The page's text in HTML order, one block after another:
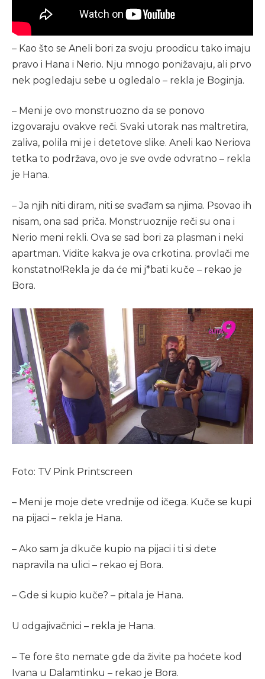
– Kao što se Aneli bori za svoju proodicu tako imaju
pravo i Hana i Nerio. Nju mnogo ponižavaju, ali prvo
nek pogledaju sebe u ogledalo – rekla je Boginja.
– Meni je ovo monstruozno da se ponovo
izgovaraju ovakve reči. Svaki utorak nas maltretira,
zaliva, polila mi je i detetove slike. Aneli kao Neriova
tetka to podržava, ovo je sve ovde odvratno – rekla
je Hana.
– Ja njih niti diram, niti se svađam sa njima. Psovao ih
nisam, ona sad priča. Monstruoznije reči su ona i
Nerio meni rekli. Ova se sad bori za plasman i neki
apartman. Vidite kakva je ova crkotina. provlači me
konstatno!Rekla je da će mi j*bati kuče – rekao je
Bora.
Foto: TV Pink Printscreen
– Meni je moje dete vrednije od ičega. Kuče se kupi
na pijaci – rekla je Hana.
– Ako sam ja dkuče kupio na pijaci i ti si dete
napravila na ulici – rekao ej Bora.
– Gde si kupio kuče? – pitala je Hana.
U odgajivačnici – rekla je Hana.
– Te fore što nemate gde da živite pa hoćete kod
Ivana u Dalamtinku – rekao je Bora.